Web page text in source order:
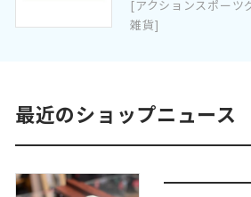
[アクションスポー
雑貨]
最近のショップニュース